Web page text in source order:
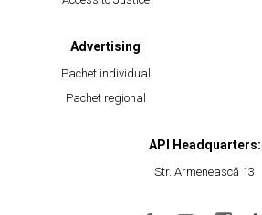
Advertising
Pachet individual
Pachet regional
API Headquarters:
Str. Armenească 13